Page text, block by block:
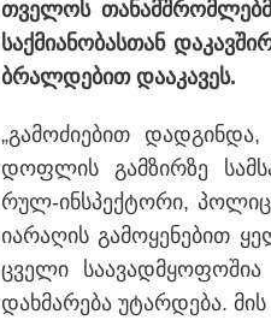
თბილისი - ანტალია
1085.80 ლარიდან
Faceამბები
თვე­ლოს
საქ­მი­ა­ნო­ბას­თან
ბრალ­დე­ბით და­ა­კა­ვეს.
„გა­მო­ძი­ე­ბით
დოფ­ლის გამ­ზირ­ზე
რულ-ინ­სპექ­ტო­რი,
ია­რა­ღის გა­მო­ყე­ნე­ბით
ცვე­ლი სა­ა­ვად­მყო­ფო­შია
დახ­მა­რე­ბა უტარ­დე­ბა.